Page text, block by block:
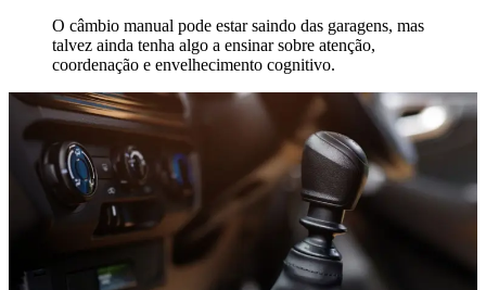
O câmbio manual pode estar saindo das garagens, mas
talvez ainda tenha algo a ensinar sobre atenção,
coordenação e envelhecimento cognitivo.